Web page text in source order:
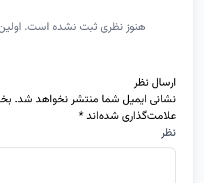
هنوز نظری ثبت نشده است.
ارسال نظر
نشانی ایمیل شما منتشر نخواهد شد.
علامت‌گذاری شده‌اند*
نظر